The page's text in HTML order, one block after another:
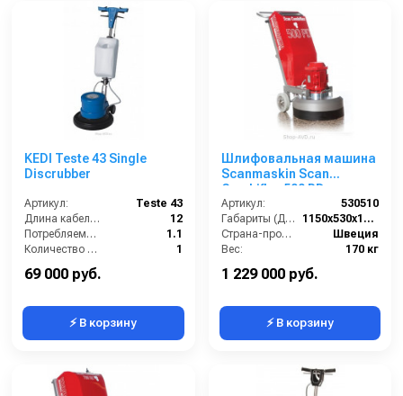
KEDI Teste 43 Single
Discrubber
Артикул:
Teste 43
Длина кабеля (м):
12
Потребляемая мощность (кВт):
1.1
Количество щеток (шт):
1
69 000 руб.
⚡ В корзину
Шлифовальная машина
Scanmaskin Scan
Combiflex 500 PD
Артикул:
530510
Габариты (ДхШхВ):
1150х530х1100
Страна-производитель:
Швеция
Вес:
170 кг
1 229 000 руб.
⚡ В корзину